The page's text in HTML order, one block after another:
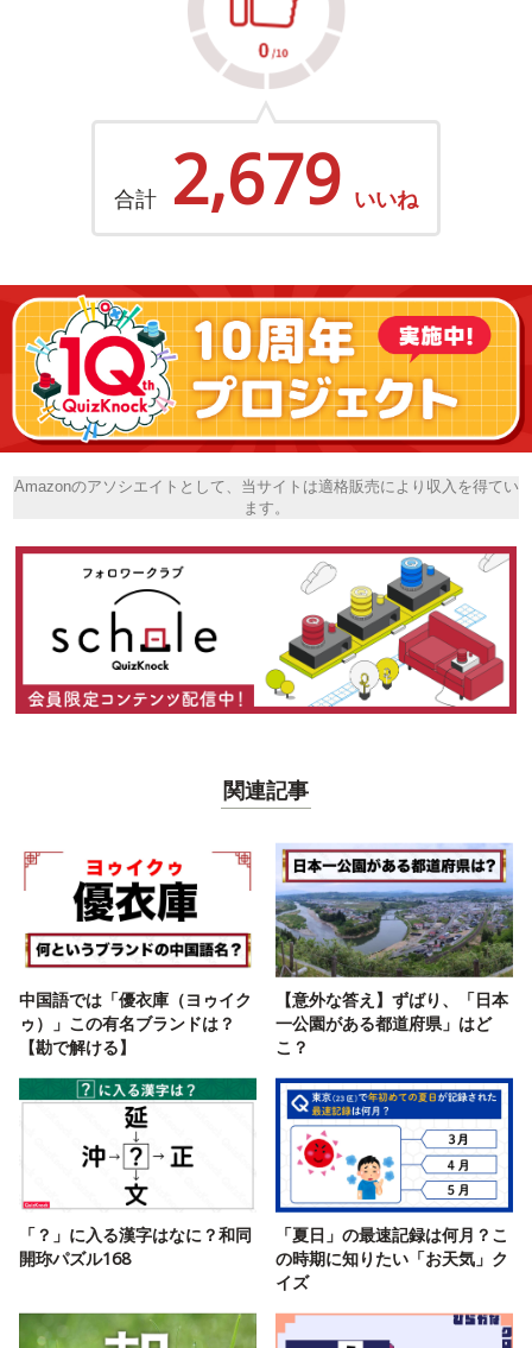
合計 2,679 いいね
Amazonのアソシエイトとして、当サイトは適格販売により収入を得てい
ます。
関連記事
中国語では「優衣庫（ヨゥイク
ゥ）」この有名ブランドは？
【勘で解ける】
【意外な答え】ずばり、「日本
一公園がある都道府県」はど
こ？
「？」に入る漢字はなに？和同
開珎パズル168
「夏日」の最速記録は何月？こ
の時期に知りたい「お天気」ク
イズ